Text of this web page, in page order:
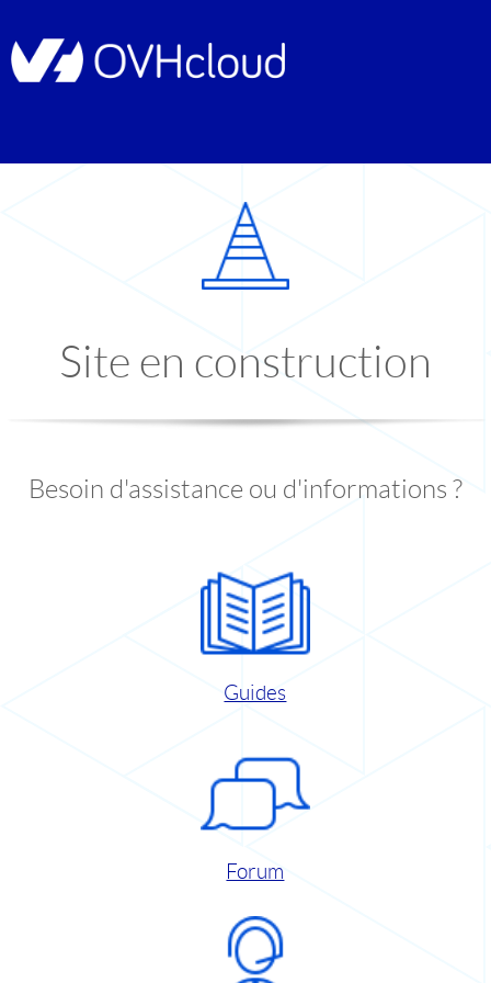
Site en construction
Besoin d'assistance ou d'informations ?
Guides
Forum